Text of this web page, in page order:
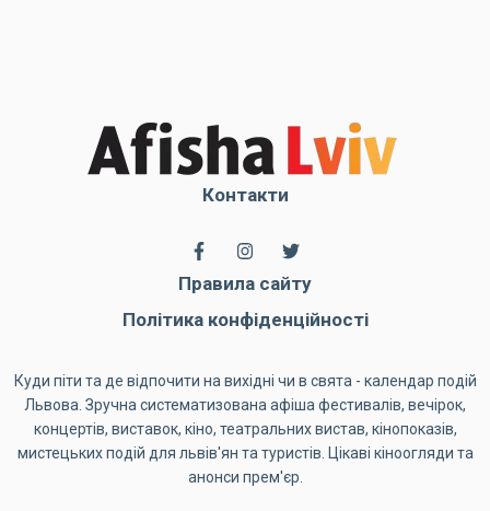
Контакти
Правила сайту
Політика конфіденційності
Куди піти та де відпочити на вихідні чи в свята - календар подій
Львова. Зручна систематизована афіша фестивалів, вечірок,
концертів, виставок, кіно, театральних вистав, кінопоказів,
мистецьких подій для львів'ян та туристів. Цікаві кіноогляди та
анонси прем'єр.